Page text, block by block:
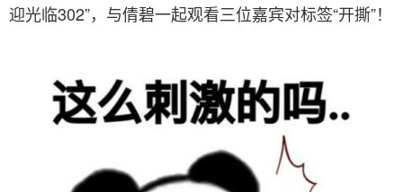
迎光临302”，与倩碧一起观看三位嘉宾对标签“开撕”！